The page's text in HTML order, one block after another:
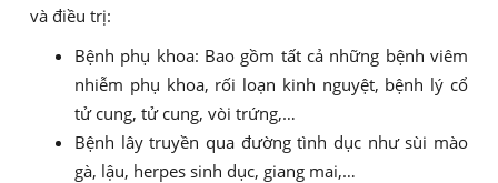
và điều trị:
Bệnh phụ khoa: Bao gồm tất cả những bệnh viêm
nhiễm phụ khoa, rối loạn kinh nguyệt, bệnh lý cổ
tử cung, tử cung, vòi trứng,…
Bệnh lây truyền qua đường tình dục như sùi mào
gà, lậu, herpes sinh dục, giang mai,…